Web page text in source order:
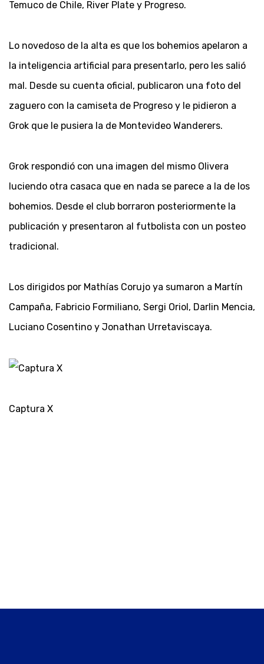
Temuco de Chile, River Plate y Progreso.
Lo novedoso de la alta es que los bohemios apelaron a
la inteligencia artificial para presentarlo, pero les salió
mal. Desde su cuenta oficial, publicaron una foto del
zaguero con la camiseta de Progreso y le pidieron a
Grok que le pusiera la de Montevideo Wanderers.
Grok respondió con una imagen del mismo Olivera
luciendo otra casaca que en nada se parece a la de los
bohemios. Desde el club borraron posteriormente la
publicación y presentaron al futbolista con un posteo
tradicional.
Los dirigidos por Mathías Corujo ya sumaron a Martín
Campaña, Fabricio Formiliano, Sergi Oriol, Darlin Mencia,
Luciano Cosentino y Jonathan Urretaviscaya.
Captura X